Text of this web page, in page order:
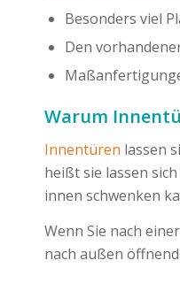
Besonders viel
Den
Warum
Innentüren lassen
heißt sie lassen
innen schwenken
Wenn Sie nach
nach außen